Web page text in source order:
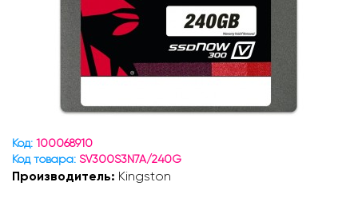
Код: 100068910
Код товара: SV300S3N7A/240G
Производитель: Kingston